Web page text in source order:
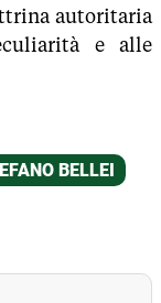
autoritaria
e alle